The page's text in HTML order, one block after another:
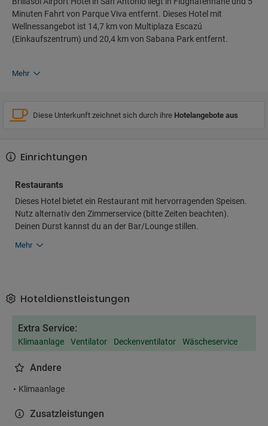
Minuten Fahrt von Parque Viva entfernt. Dieses Hotel mit
Wellnessangebot ist 14,7 km von Multiplaza Escazú
(Einkaufszentrum) und 20,4 km von Sabana Park entfernt.
Mehr
Diese Unterkunft zeichnet sich durch ihre Hotelangebote aus
Einrichtungen
Restaurants
Dieses Hotel bietet ein Restaurant mit hervorragenden Speisen.
Nutz alternativ den Zimmerservice (bitte Zeiten beachten).
Deinen Durst kannst du an der Bar/Lounge stillen.
Mehr
Hoteldienstleistungen
Extra Service:
Klimaanlage Ventilator Deckenventilator Wäscheservice
Andere
Klimaanlage
Zusatzleistungen